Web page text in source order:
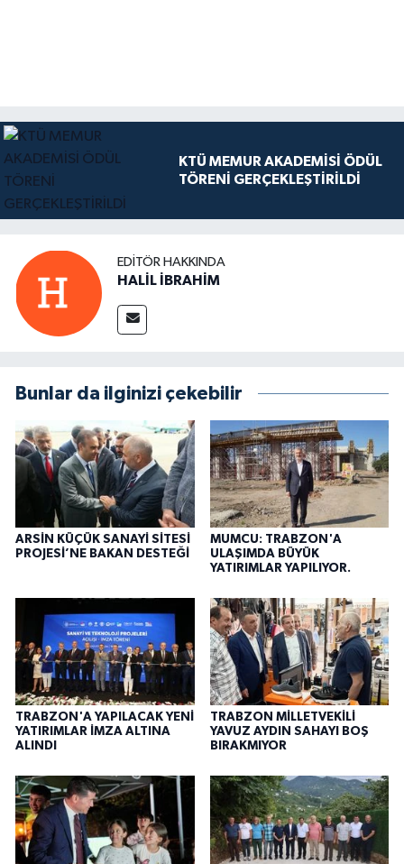
KTÜ MEMUR AKADEMİSİ ÖDÜL
TÖRENİ GERÇEKLEŞTİRİLDİ
EDITÖR HAKKINDA
HALİL İBRAHİM
Bunlar da ilginizi çekebilir
ARSİN KÜÇÜK SANAYİ SİTESİ
PROJESİ’NE BAKAN DESTEĞİ
MUMCU: TRABZON'A
ULAŞIMDA BÜYÜK
YATIRIMLAR YAPILIYOR.
TRABZON'A YAPILACAK YENİ
YATIRIMLAR İMZA ALTINA
ALINDI
TRABZON MİLLETVEKİLİ
YAVUZ AYDIN SAHAYI BOŞ
BIRAKMIYOR